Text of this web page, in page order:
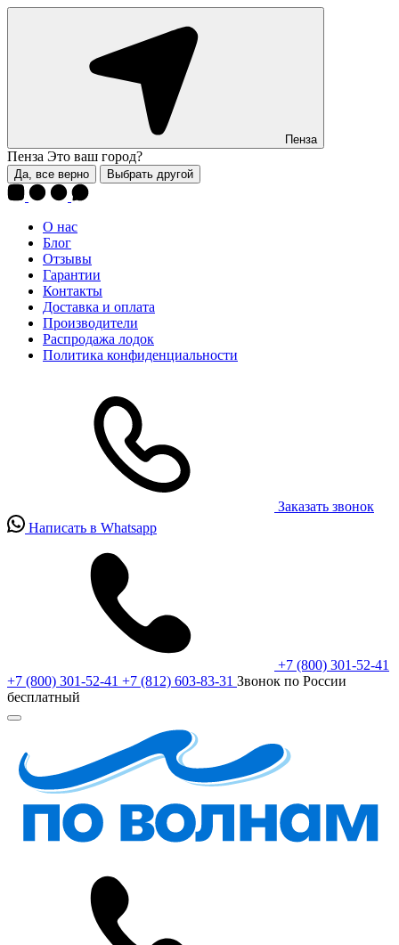
Пенза
Пенза Это ваш город?
Да, все верно Выбрать другой
О нас
Блог
Отзывы
Гарантии
Контакты
Доставка и оплата
Производители
Распродажа лодок
Политика конфиденциальности
Заказать звонок
Написать в Whatsapp
+7 (800) 301-52-41
+7 (800) 301-52-41 +7 (812) 603-83-31 Звонок по России
бесплатный